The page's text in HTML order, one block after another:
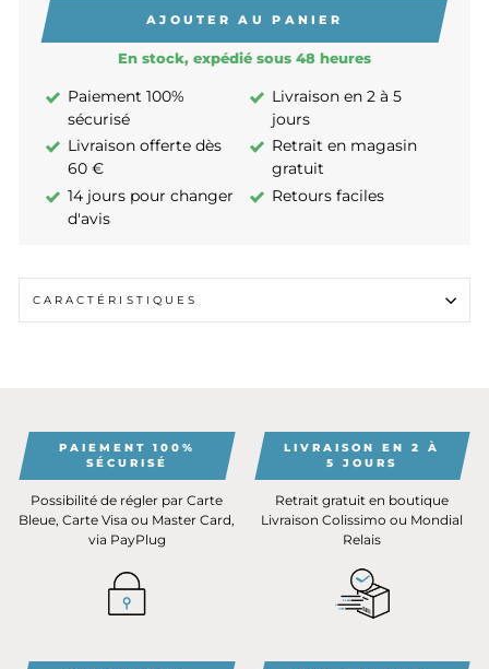
AJOUTER AU PANIER
En stock, expédié sous 48 heures
Paiement 100%
sécurisé
Livraison en 2 à 5
jours
Livraison offerte dès
60 €
Retrait en magasin
gratuit
14 jours pour changer
d'avis
Retours faciles
CARACTÉRISTIQUES
PAIEMENT 100%
SÉCURISÉ
Possibilité de régler par Carte
Bleue, Carte Visa ou Master Card,
via PayPlug
LIVRAISON EN 2 À
5 JOURS
Retrait gratuit en boutique
Livraison Colissimo ou Mondial
Relais